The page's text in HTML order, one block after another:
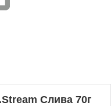
Слива 70г